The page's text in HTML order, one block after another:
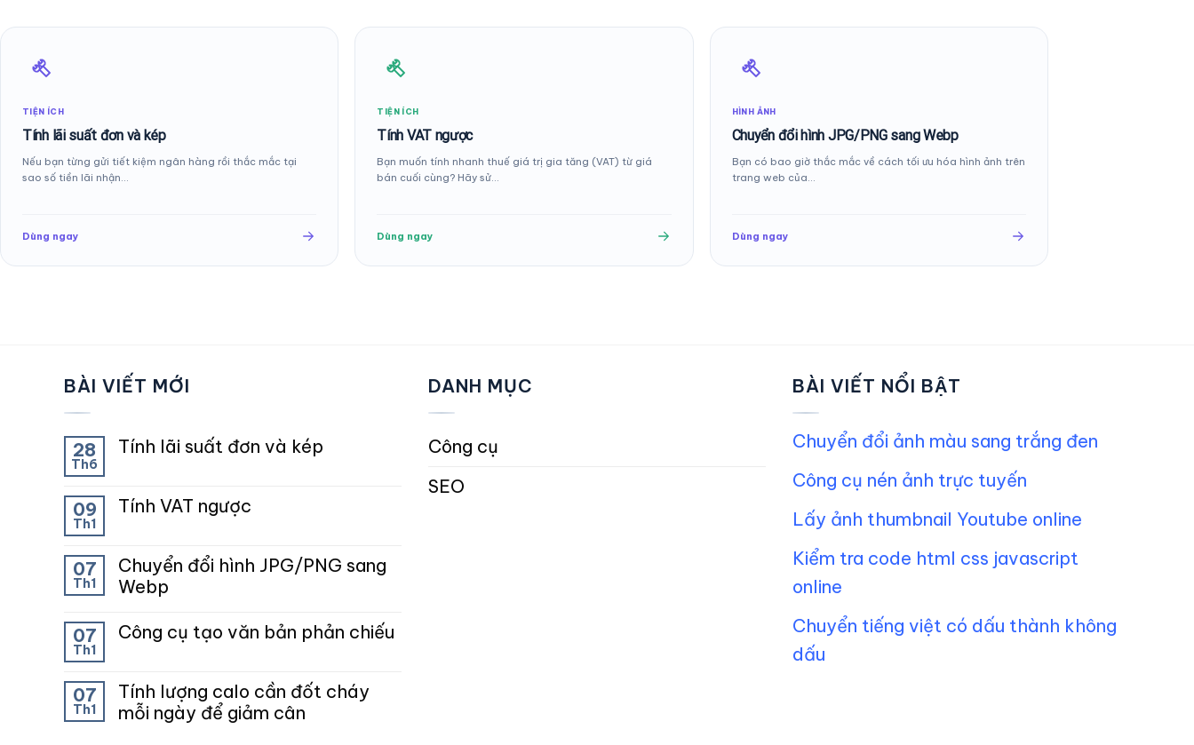
TIỆN ÍCH
Tính lãi suất đơn và kép
Nếu bạn từng gửi tiết kiệm ngân hàng rồi thắc mắc tại
sao số tiền lãi nhận…
Dùng ngay
TIỆN ÍCH
Tính VAT ngược
Bạn muốn tính nhanh thuế giá trị gia tăng (VAT) từ giá
bán cuối cùng? Hãy sử…
Dùng ngay
HÌNH ẢNH
Chuyển đổi hình JPG/PNG sang Webp
Bạn có bao giờ thắc mắc về cách tối ưu hóa hình ảnh trên
trang web của…
Dùng ngay
BÀI VIẾT MỚI
28
Th6
Tính lãi suất đơn và kép
09
Th1
Tính VAT ngược
07
Th1
Chuyển đổi hình JPG/PNG sang
Webp
07
Th1
Công cụ tạo văn bản phản chiếu
07
Th1
Tính lượng calo cần đốt cháy
mỗi ngày để giảm cân
DANH MỤC
Công cụ
SEO
BÀI VIẾT NỔI BẬT
Chuyển đổi ảnh màu sang trắng đen
Công cụ nén ảnh trực tuyến
Lấy ảnh thumbnail Youtube online
Kiểm tra code html css javascript
online
Chuyển tiếng việt có dấu thành không
dấu